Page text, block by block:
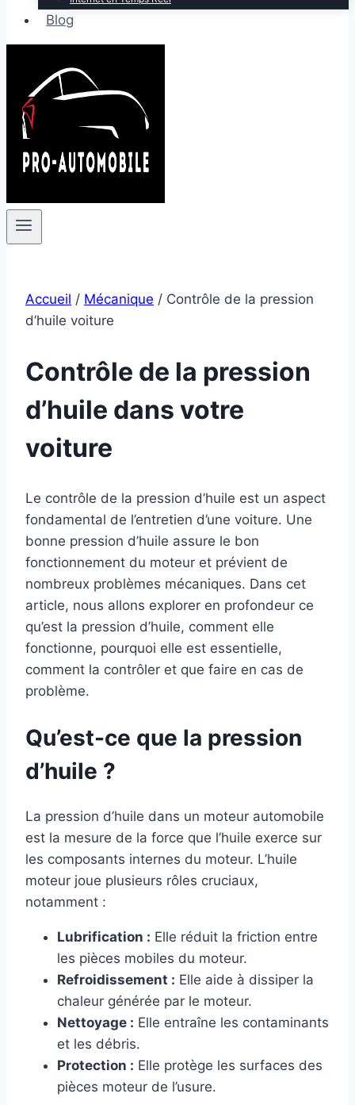
Blog
Accueil / Mécanique / Contrôle de la pression
d’huile voiture
Contrôle de la pression
d’huile dans votre
voiture
Le contrôle de la pression d’huile est un aspect
fondamental de l’entretien d’une voiture. Une
bonne pression d’huile assure le bon
fonctionnement du moteur et prévient de
nombreux problèmes mécaniques. Dans cet
article, nous allons explorer en profondeur ce
qu’est la pression d’huile, comment elle
fonctionne, pourquoi elle est essentielle,
comment la contrôler et que faire en cas de
problème.
Qu’est-ce que la pression
d’huile ?
La pression d’huile dans un moteur automobile
est la mesure de la force que l’huile exerce sur
les composants internes du moteur. L’huile
moteur joue plusieurs rôles cruciaux,
notamment :
Lubrification : Elle réduit la friction entre
les pièces mobiles du moteur.
Refroidissement : Elle aide à dissiper la
chaleur générée par le moteur.
Nettoyage : Elle entraîne les contaminants
et les débris.
Protection : Elle protège les surfaces des
pièces moteur de l’usure.